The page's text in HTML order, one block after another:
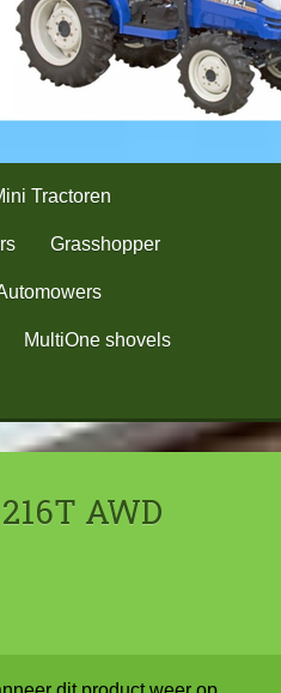
Tractoren
Grasshopper
MultiOne shovels
AWD